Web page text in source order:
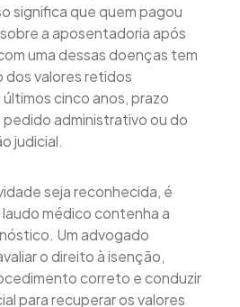
significa que quem pagou
a aposentadoria após
uma dessas doenças tem
valores retidos
cinco anos, prazo
administrativo ou do
judicial.
seja reconhecida, é
médico contenha a
Um advogado
o direito à isenção,
correto e conduzir
para recuperar os valores